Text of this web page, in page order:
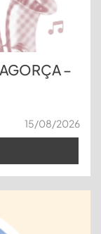
–
15/08/2026